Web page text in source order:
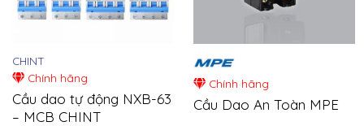
CHINT
Chính hãng
Cầu dao tự động NXB-63
– MCB CHINT
Chính hãng
Cầu Dao An Toàn MPE